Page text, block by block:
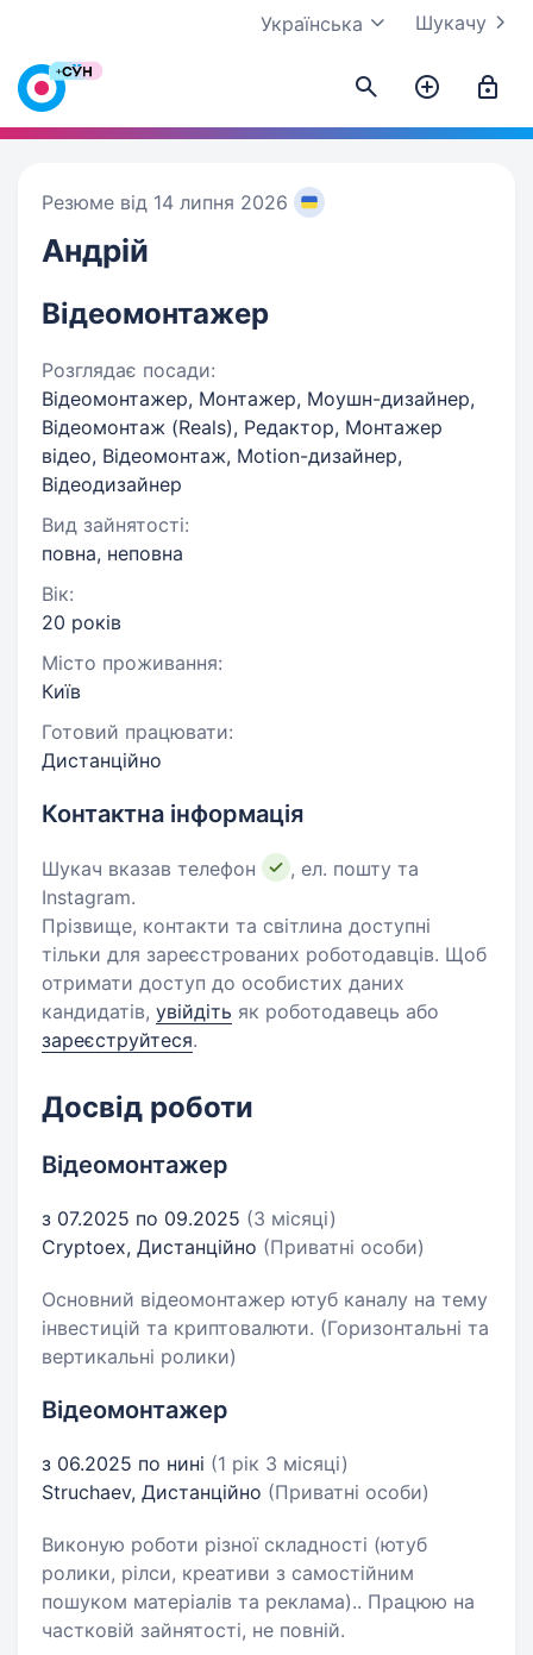
Шукачу
Українська
Резюме від 14 липня 2026
Андрій
Відеомонтажер
Розглядає посади:
Відеомонтажер, Монтажер, Моушн-дизайнер,
Відеомонтаж (Reals), Редактор, Монтажер
відео, Відеомонтаж, Motion-дизайнер,
Відеодизайнер
Вид зайнятості:
повна, неповна
Вік:
20 років
Місто проживання:
Київ
Готовий працювати:
Дистанційно
Контактна інформація
Шукач вказав телефон
, ел. пошту та
Instagram.
Прізвище, контакти та світлина доступні
тільки для зареєстрованих роботодавців. Щоб
отримати доступ до особистих даних
кандидатів, увійдіть як роботодавець або
зареєструйтеся.
Досвід роботи
Відеомонтажер
з 07.2025 по 09.2025 (3 місяці)
Cryptoex, Дистанційно (Приватні особи)
Основний відеомонтажер ютуб каналу на тему
інвестицій та криптовалюти. (Горизонтальні та
вертикальні ролики)
Відеомонтажер
з 06.2025 по нині (1 рік 3 місяці)
Struchaev, Дистанційно (Приватні особи)
Виконую роботи різної складності (ютуб
ролики, рілси, креативи з самостійним
пошуком матеріалів та реклама).. Працюю на
частковій зайнятості, не повній.